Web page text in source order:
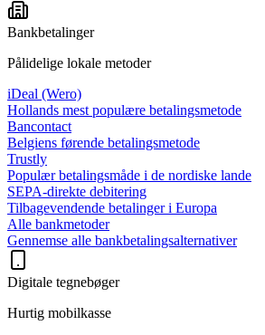
Bankbetalinger
Pålidelige lokale metoder
iDeal (Wero)
Hollands mest populære betalingsmetode
Bancontact
Belgiens førende betalingsmetode
Trustly
Populær betalingsmåde i de nordiske lande
SEPA-direkte debitering
Tilbagevendende betalinger i Europa
Alle bankmetoder
Gennemse alle bankbetalingsalternativer
Digitale tegnebøger
Hurtig mobilkasse